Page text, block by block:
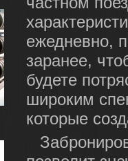
ежедневно,
заранее,
будете
широким
которые